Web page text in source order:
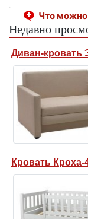
Что можно
Недавно
Диван-кровать
Кровать Кроха-